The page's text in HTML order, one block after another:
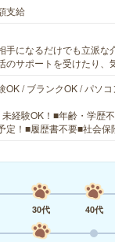
支給
手になるだけでも立派な
のサポートを受けたり
OK / ブランクOK / パソ
経験OK！■年齢・学歴
定！■履歴書不要■社会
30代 40代